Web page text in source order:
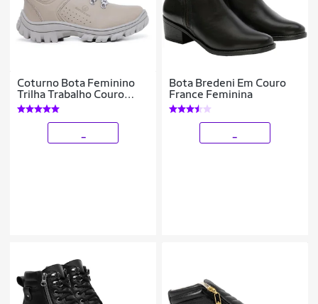
Coturno Bota Feminino
Trilha Trabalho Couro
legitimo
Bota Bredeni Em Couro
France Feminina